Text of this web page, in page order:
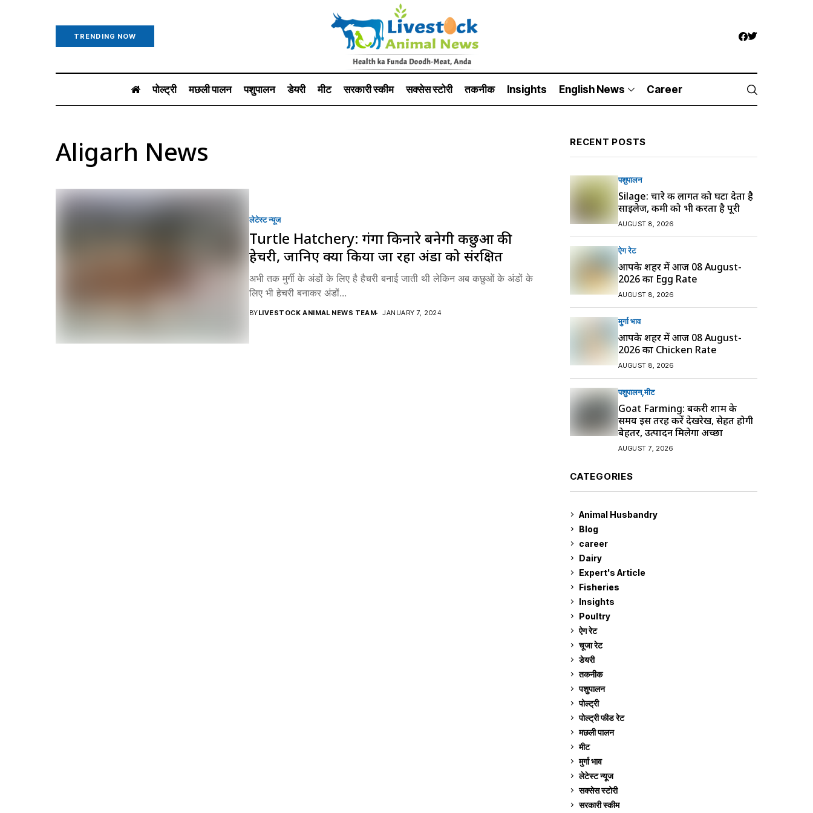
TRENDING NOW
पोल्ट्री मछली पालन पशुपालन डेयरी मीट सरकारी स्की‍म सक्सेस स्टो‍री तकनीक Insights English News Career
Aligarh News
लेटेस्ट न्यूज
Turtle Hatchery: गंगा किनारे बनेगी कछुओं की
हेचरी, जानिए क्यों किया जा रहा अंडों को संरक्षित
अभी तक मुर्गी के अंडों के लिए है हैचरी बनाई जाती थी लेकिन अब कछुओं के अंडों के
लिए भी हेचरी बनाकर अंडों...
BYLIVESTOCK ANIMAL NEWS TEAM JANUARY 7, 2024
RECENT POSTS
पशुपालन
Silage: चारे की लागत को घटा देता है
साइलेज, कमी को भी करता है पूरी
AUGUST 8, 2026
ऐग रेट
आपके शहर में आज 08 August-
2026 का Egg Rate
AUGUST 8, 2026
मुर्गा भाव
आपके शहर में आज 08 August-
2026 का Chicken Rate
AUGUST 8, 2026
पशुपालन मीट
Goat Farming: बकरी शाम के
समय इस तरह करें देखरेख, सेहत होगी
बेहतर, उत्पादन मिलेगा अच्छा
AUGUST 7, 2026
CATEGORIES
Animal Husbandry
Blog
career
Dairy
Expert's Article
Fisheries
Insights
Poultry
ऐग रेट
चूजा रेट
डेयरी
तकनीक
पशुपालन
पोल्ट्री
पोल्ट्री फीड रेट
मछली पालन
मीट
मुर्गा भाव
लेटेस्ट न्यूज
सक्सेस स्टो‍री
सरकारी स्की‍म